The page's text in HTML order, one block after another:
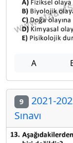
A
9 2021-
Sınavı